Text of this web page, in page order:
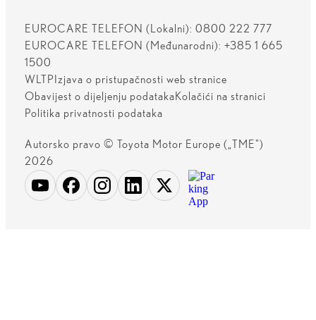
EUROCARE TELEFON (Lokalni): 0800 222 777
EUROCARE TELEFON (Međunarodni): +385 1 665
1500
WLTPIzjava o pristupačnosti web stranice
Obavijest o dijeljenju podatakaKolačići na stranici
Politika privatnosti podataka
Autorsko pravo © Toyota Motor Europe („TME")
2026